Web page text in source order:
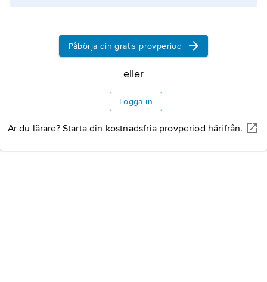
Påbörja din gratis provperiod
eller
Logga in
Är du lärare? Starta din kostnadsfria provperiod härifrån.